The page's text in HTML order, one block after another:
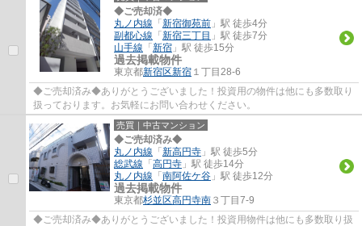
◆ご売却済◆
丸ノ内線 「新宿御苑前 」駅 徒歩4分
副都心線 「新宿三丁目 」駅 徒歩7分
山手線 「新宿 」駅 徒歩15分
過去掲載物件
東京都新宿区新宿 １丁目28-6
◆ご売却済み◆ありがとうございました！投資用の物件は他にも多数取り
扱っております。お気軽にお問い合わせください。
売買｜中古マンション
◆ご売却済み◆
丸ノ内線 「新高円寺 」駅 徒歩5分
総武線 「高円寺 」駅 徒歩14分
丸ノ内線 「南阿佐ケ谷 」駅 徒歩12分
過去掲載物件
東京都杉並区高円寺南 ３丁目7-9
◆ご売却済み◆ありがとうございました！投資用物件は他にも多数取り扱